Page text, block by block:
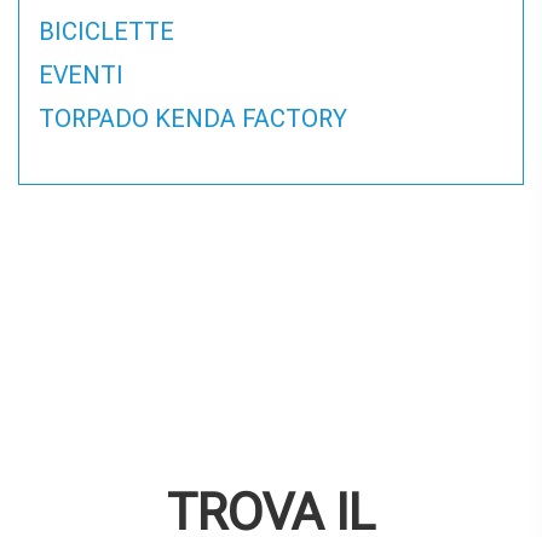
BICICLETTE
EVENTI
TORPADO KENDA FACTORY
TROVA IL